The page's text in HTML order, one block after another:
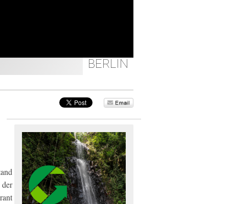
BERLIN